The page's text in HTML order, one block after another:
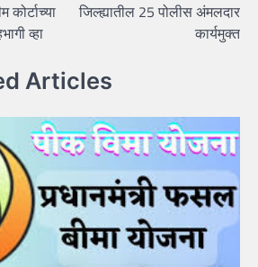
व्हा
जिल्ह्यातील 25 पोलीस अंमलदार
कार्यमुक्त
Articles